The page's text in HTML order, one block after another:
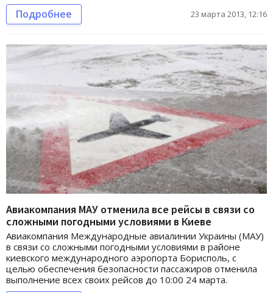
Подробнее 23 марта 2013, 12:16
Авиакомпания МАУ отменила все рейсы в связи со
сложными погодными условиями в Киеве
Авиакомпания Международные авиалинии Украины (МАУ)
в связи со сложными погодными условиями в районе
киевского международного аэропорта Борисполь, с
целью обеспечения безопасности пассажиров отменила
выполнение всех своих рейсов до 10:00 24 марта.